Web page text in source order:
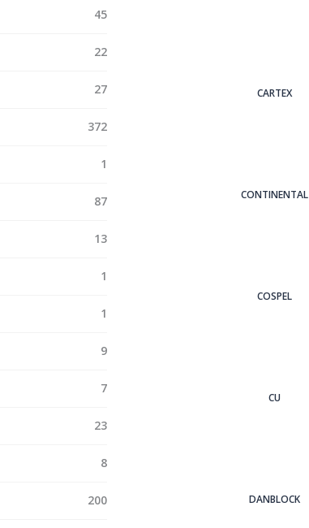
45
22
27
372
1
87
13
1
1
9
7
23
8
200
CARTEX
CONTINENTAL
COSPEL
CU
DANBLOCK